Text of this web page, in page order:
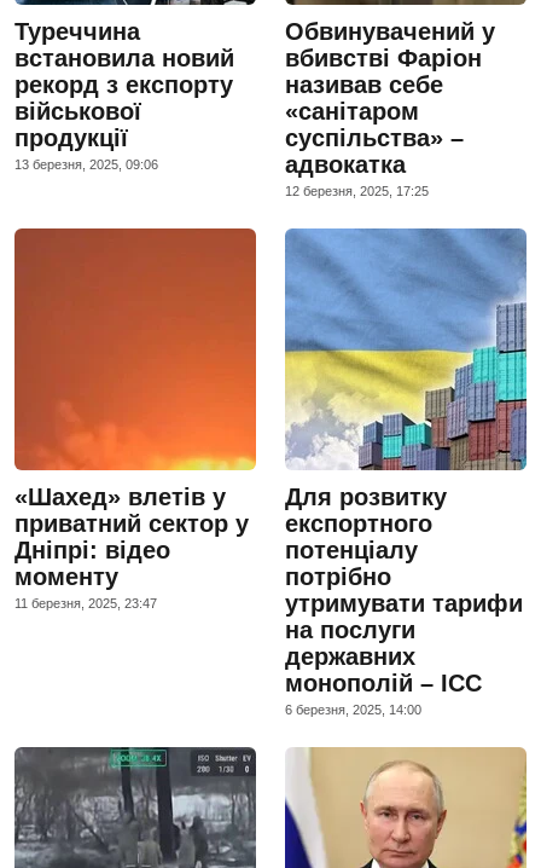
Туреччина
встановила новий
рекорд з експорту
військової
продукції
13 березня, 2025, 09:06
Обвинувачений у
вбивстві Фаріон
називав себе
«санітаром
суспільства» –
адвокатка
12 березня, 2025, 17:25
«Шахед» влетів у
приватний сектор у
Дніпрі: відео
моменту
11 березня, 2025, 23:47
Для розвитку
експортного
потенціалу
потрібно
утримувати тарифи
на послуги
державних
монополій – ICC
6 березня, 2025, 14:00